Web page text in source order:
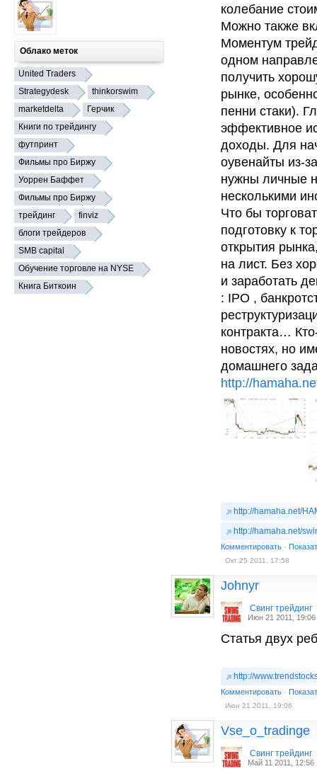
Облако меток
United Traders
Strategydesk
thinkorswim
marketdelta
Герчик
Книги по трейдингу
футпринт
Фильмы про Биржу
Уоррен Баффет
Фильмы про Биржу
трейдинг
finviz
блоги трейдеров
SMB capital
Обучение торговле на NYSE
Книга Биткоин
колебание
Можно также
Моментум
одном
получить
рынке,
пенни стаки).
эффективное
доходы. Для
оувенайты из-
нужны личные
несколькими
Что бы
подготовку к
открытия
на лист. Без
и заработать
: IPO ,
контракта…
новостях, но
домашнего
http://
http://hamaha.net/
http://hamaha.net/
Комментировать ·
Окт 25 2011, 17:58
Johnyr
Cвинг трейдинг
Июн 21 2011, 19:06
Статья двух
http://
Комментировать ·
Июн 21 2011, 19:06
Vse_o_tradinge
Cвинг трейдинг
Май 11 2011, 12:56